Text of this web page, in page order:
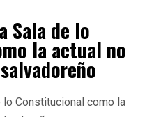
Sala de lo
la actual no